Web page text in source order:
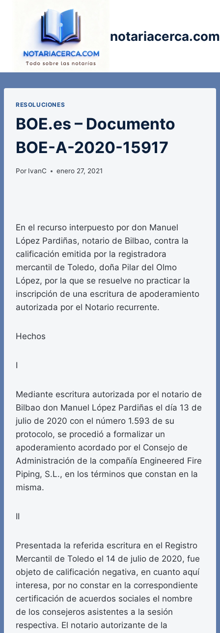
notariacerca.com
RESOLUCIONES
BOE.es – Documento
BOE-A-2020-15917
Por IvanC enero 27, 2021
En el recurso interpuesto por don Manuel
López Pardiñas, notario de Bilbao, contra la
calificación emitida por la registradora
mercantil de Toledo, doña Pilar del Olmo
López, por la que se resuelve no practicar la
inscripción de una escritura de apoderamiento
autorizada por el Notario recurrente.
Hechos
I
Mediante escritura autorizada por el notario de
Bilbao don Manuel López Pardiñas el día 13 de
julio de 2020 con el número 1.593 de su
protocolo, se procedió a formalizar un
apoderamiento acordado por el Consejo de
Administración de la compañía Engineered Fire
Piping, S.L., en los términos que constan en la
misma.
II
Presentada la referida escritura en el Registro
Mercantil de Toledo el 14 de julio de 2020, fue
objeto de calificación negativa, en cuanto aquí
interesa, por no constar en la correspondiente
certificación de acuerdos sociales el nombre
de los consejeros asistentes a la sesión
respectiva. El notario autorizante de la